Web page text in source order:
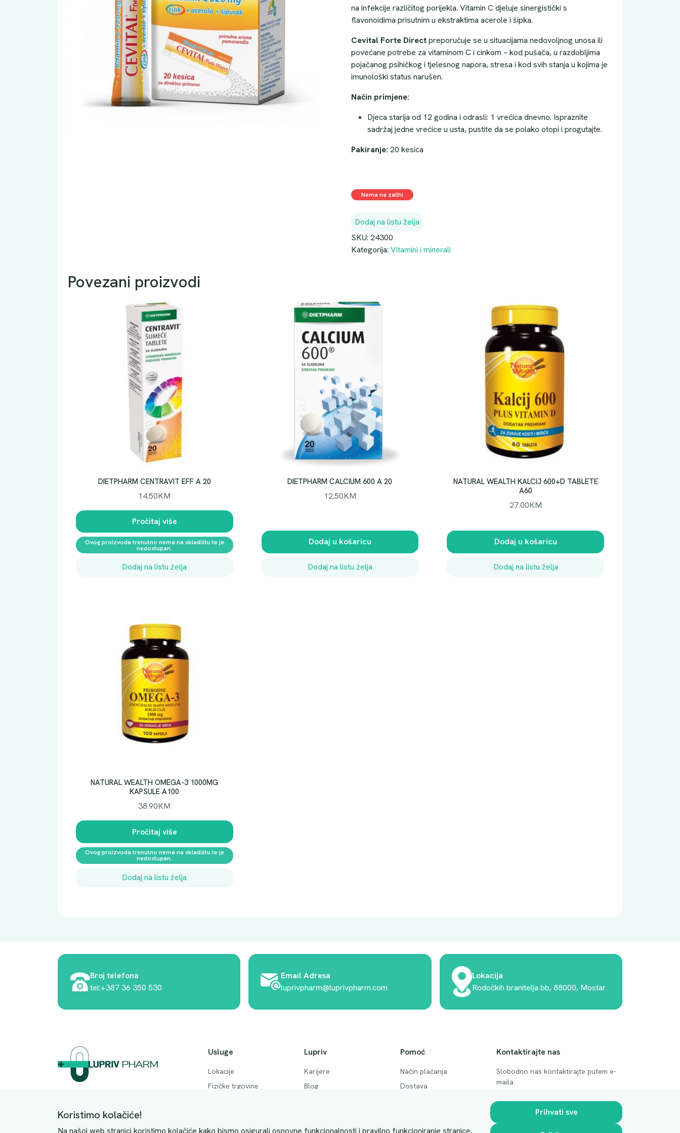
na infekcije različitog porijekla. Vitamin C djeluje sinergistički s
flavonoidima prisutnim u ekstraktima acerole i šipka.
Cevital Forte Directpreporučuje se u situacijama nedovoljnog unosa ili
povećane potrebe za vitaminom C i cinkom – kod pušača, u razdobljima
pojačanog psihičkog i tjelesnog napora, stresa i kod svih stanja u kojima je
imunološki status narušen.
Način primjene:
Djeca starija od 12 godina i odrasli: 1 vrećica dnevno. Ispraznite
sadržaj jedne vrećice u usta, pustite da se polako otopi i progutajte.
Pakiranje: 20 kesica
Nema na zalihi
Dodaj na listu želja
SKU: 24300
Kategorija: Vitamini i minerali
Povezani proizvodi
DIETPHARM CENTRAVIT EFF A 20
14.50KM
Pročitaj više
Ovog proizvoda trenutno nema na skladištu te je
nedostupan.
Dodaj na listu želja
DIETPHARM CALCIUM 600 A 20
12.50KM
Dodaj u košaricu
Dodaj na listu želja
NATURAL WEALTH KALCIJ 600+D TABLETE
A60
27.00KM
Dodaj u košaricu
Dodaj na listu želja
NATURAL WEALTH OMEGA-3 1000MG
KAPSULE A100
38.90KM
Pročitaj više
Ovog proizvoda trenutno nema na skladištu te je
nedostupan.
Dodaj na listu želja
Broj telefona
tel:+387 36 350 530
Email Adresa
luprivpharm@luprivpharm.com
Lokacija
Rodočkih branitelja bb, 88000, Mostar
JIB: 4228063510004
Usluge
Lokacije
Fizičke trgovine
Lupriv
Karijere
Blog
Pomoć
Način plaćanja
Dostava
Kontaktirajte nas
Slobodno nas kontaktirajte putem e-
maila:
luprivpharm@luprivpharm.com
Ova stranica je zaštićena reCAPTCHA
Koristimo kolačiće!
Na našoj web stranici koristimo kolačiće kako bismo osigurali osnovne funkcionalnosti i pravilno funkcioniranje stranice.
Prihvati sve